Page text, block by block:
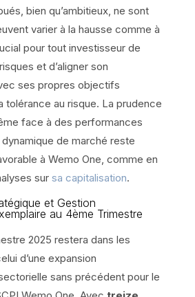
bien qu’ambitieux, ne sont
varier à la hausse comme à
pour tout investisseur de
et d’aligner son
ses propres objectifs
tolérance au risque. La prudence
face à des performances
de marché reste
à Wemo One, comme en
sur sa capitalisation.
et Gestion
au 4ème Trimestre
2025 restera dans les
d’une expansion
sans précédent pour le